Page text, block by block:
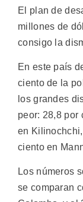
El plan de
millones de
consigo la
En este país
ciento de la
los grandes
peor: 28,8 por
en
ciento en
Los números
se comparan